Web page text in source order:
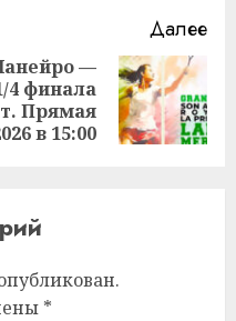
Далее
—
4 финала
Прямая
в 15:00
*